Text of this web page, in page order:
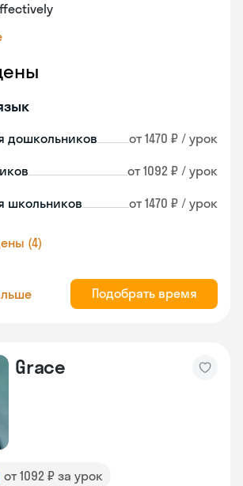
дошкольников от 1470 ₽ / урок
от 1092 ₽ / урок
школьников от 1470 ₽ / урок
(4)
Подобрать время
Grace
от 1092 ₽ за урок